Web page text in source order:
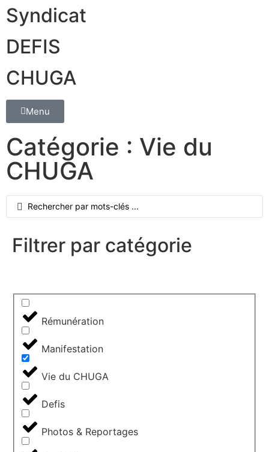
Syndicat
DEFIS
CHUGA
Menu
Catégorie : Vie du
CHUGA
Filtrer par catégorie
Rémunération
Manifestation
Vie du CHUGA
Defis
Photos & Reportages